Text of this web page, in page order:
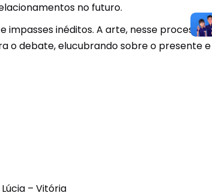
no futuro.
inéditos. A arte, nesse processo,
o debate, elucubrando sobre o presente e
– Vitória